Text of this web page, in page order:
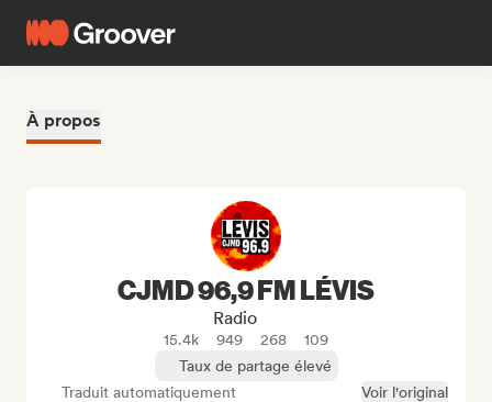
À propos
CJMD 96,9 FM LÉVIS
Radio
15.4k 949 268
109
Taux de partage élevé
Traduit automatiquement
Voir l'original